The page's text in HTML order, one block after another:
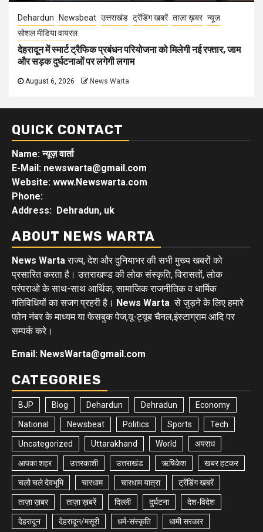
Dehardun Newsbeat उत्तराखंड ट्रेंडिंग खबरें ताज़ा ख़बर न्यूज़
सोशल मीडिया वायरल
देहरादून में स्मार्ट ट्रैफिक प्रबंधन परियोजना को मिलेगी नई रफ्तार, जाम
और सड़क दुर्घटनाओं पर लगेगी लगाम
August 6, 2026 News Warta
QUICK CONTACT
Name: न्यूज़ वार्ता
E-Mail: newswarta@gmail.com
Website: www.Newswarta.com
Phone:
Address: Dehradun, uk
ABOUT NEWS WARTA
News Wartaराज्य, देश और दुनियाभर की सभी मुख्य खबरों को
प्रसारित करता है। उत्तराखण्ड की लोक संस्कृति, विरासतों, लोक
परंपराओ के साथ-साथ आर्थिक, सामाजिक राजनीतिक व धार्मिक
गतिविधियों का सजग प्रहरी है। News Warta से जुड़ने के लिए हमारे
फोन नंबर के माध्यम या फेसबुक पेज,यू-ट्यूब चैनल,इंस्टाग्राम आदि पर
सम्पर्क करे।
Email: NewsWarta@gmail.com
CATEGORIES
BJP Blog Dehardun Dehradun Economy
National Newsbeat Politics Sports Tech
Uncategorized Uttarakhand World अपराध
आपका शहर उत्तरकाशी उत्तराखंड ऋषिकेश खबर हटकर
चलो चले देवभूमि चारधाम चारधाम यात्रा ट्रेंडिंग खबरें
ताज़ा ख़बर ताज़ा ख़बरें दिल्ली दुर्घटना देश-विदेश
देहरादून देहरादून/मसूरी धर्म-संस्कृति धामी सरकार